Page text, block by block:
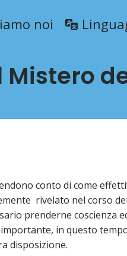
noi
conto di come
rivelato nel corso
prenderne coscienza
in questo
disposizione.